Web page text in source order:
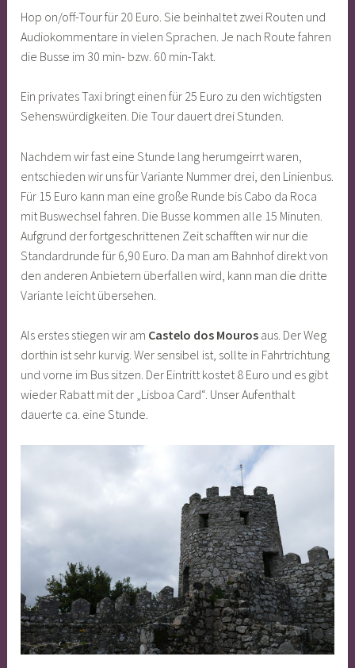
Hop on/off-Tour für 20 Euro. Sie beinhaltet zwei Routen und
Audiokommentare in vielen Sprachen. Je nach Route fahren
die Busse im 30 min- bzw. 60 min-Takt.
Ein privates Taxi bringt einen für 25 Euro zu den wichtigsten
Sehenswürdigkeiten. Die Tour dauert drei Stunden.
Nachdem wir fast eine Stunde lang herumgeirrt waren,
entschieden wir uns für Variante Nummer drei, den Linienbus.
Für 15 Euro kann man eine große Runde bis Cabo da Roca
mit Buswechsel fahren. Die Busse kommen alle 15 Minuten.
Aufgrund der fortgeschrittenen Zeit schafften wir nur die
Standardrunde für 6,90 Euro. Da man am Bahnhof direkt von
den anderen Anbietern überfallen wird, kann man die dritte
Variante leicht übersehen.
Als erstes stiegen wir am Castelo dos Mouros aus. Der Weg
dorthin ist sehr kurvig. Wer sensibel ist, sollte in Fahrtrichtung
und vorne im Bus sitzen. Der Eintritt kostet 8 Euro und es gibt
wieder Rabatt mit der „Lisboa Card“. Unser Aufenthalt
dauerte ca. eine Stunde.